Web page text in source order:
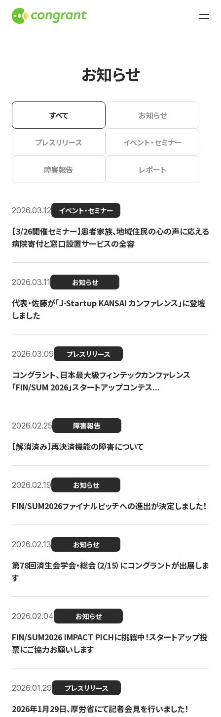
お知らせ
すべて お知らせ
プレスリリース イベント・セミナー
障害報告 レポート
2026.03.12 イベント・セミナー
【3/26開催セミナー】患者家族、地域住民の心の声に応える
病院寄付と窓口設置サービスの全容
2026.03.11 お知らせ
代表・佐藤が「J-Startup KANSAI カンファレンス」に登壇
しました
2026.03.09 プレスリリース
コングラント、日本最大級フィンテックカンファレンス
「FIN/SUM 2026」スタートアップコンテス...
2026.02.25 障害報告
【解消済み】再決済機能の障害について
2026.02.19 お知らせ
FIN/SUM2026ファイナルピッチへの進出が決定しました！
2026.02.13 お知らせ
第78回済生会学会・総会（2/15）にコングラントが出展しま
す
2026.02.04 お知らせ
FIN/SUM2026 IMPACT PICHに挑戦中！スタートアップ投
票にご協力お願いします
2026.01.29 プレスリリース
2026年1月29日、厚労省にて記者会見を行いました！